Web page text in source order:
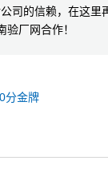
司的信赖，在这里
厂网合作！
分金牌